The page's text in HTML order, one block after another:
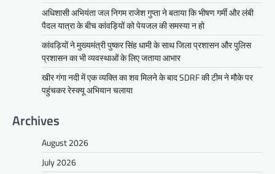
अधिशासी अभियंता जल निगम राजेश गुप्ता ने बताया कि भीषण गर्मी और लंबी
पैदल यात्रा के बीच कांवड़ियों को पेयजल की समस्या न हो
कांवड़ियों ने मुख्यमंत्री पुष्कर सिंह धामी के साथ जिला प्रशासन और पुलिस
प्रशासन का भी व्यवस्थाओं के लिए जताया आभार
खीर गंगा नदी में एक व्यक्ति का शव मिलने के बाद SDRF की टीम ने मौके पर
पहुंचकर रेस्क्यू अभियान चलाया
Archives
August 2026
July 2026